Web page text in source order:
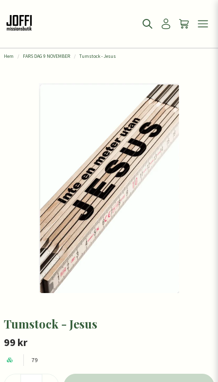
Hem FARS DAG 9 NOVEMBER Tumstock - Jesus
Tumstock - Jesus
99 kr
79